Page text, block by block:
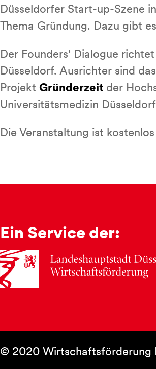
Düsseldorfer Start-up-Szene
Thema Gründung. Dazu gibt
Der Founders‘ Dialogue
Düsseldorf. Ausrichter sind das
Projekt Gründerzeit der
Universitätsmedizin
Die Veranstaltung ist
Ein Service der:
© 2020 Wirtschaftsförderung